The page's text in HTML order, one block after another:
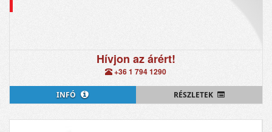
Hívjon az árért!
+36 1 794 1290
RÉSZLETEK
INFÓ